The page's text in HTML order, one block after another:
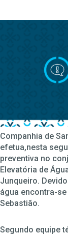
Companhia de
efetua,nesta
preventiva no
Elevatória de
Junqueiro.
água encontra-
Sebastião.
Segundo equipe